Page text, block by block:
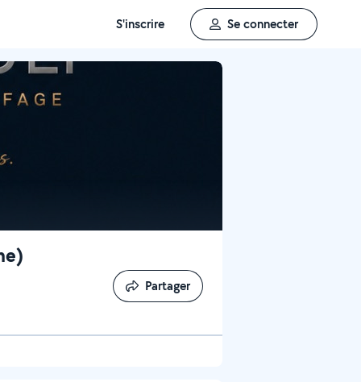
S'inscrire Se connecter
Partager
Partager